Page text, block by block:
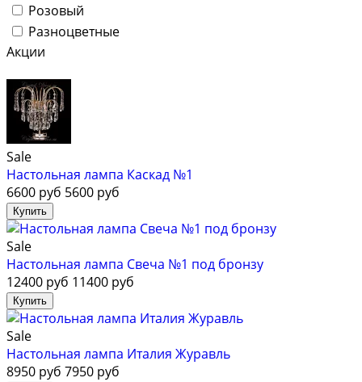
Розовый
Разноцветные
Акции
Sale
Настольная лампа Каскад №1
6600 руб 5600 руб
Sale
Настольная лампа Свеча №1 под бронзу
12400 руб 11400 руб
Sale
Настольная лампа Италия Журавль
8950 руб 7950 руб